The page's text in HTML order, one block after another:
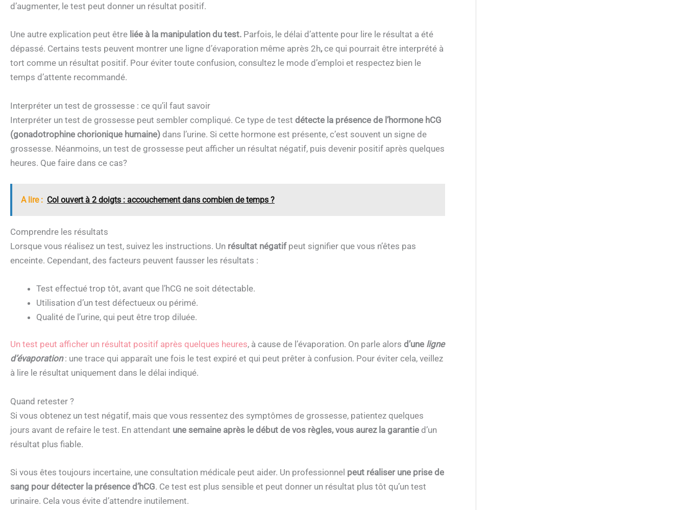
d’augmenter, le test peut donner un résultat positif.
Une autre explication peut être liée à la manipulation du test. Parfois, le délai d’attente pour lire le résultat a été
dépassé. Certains tests peuvent montrer une ligne d’évaporation même après 2h,ce qui pourrait être interprété à
tort comme un résultat positif. Pour éviter toute confusion, consultez le mode d’emploi et respectez bien le
temps d’attente recommandé.
Interpréter un test de grossesse : ce qu’il faut savoir
Interpréter un test de grossesse peut sembler compliqué. Ce type de test détecte la présence de l’hormone hCG
(gonadotrophine chorionique humaine) dans l’urine. Si cette hormone est présente, c’est souvent un signe de
grossesse. Néanmoins, un test de grossesse peut afficher un résultat négatif, puis devenir positif après quelques
heures. Que faire dans ce cas?
A lire : Col ouvert à 2 doigts : accouchement dans combien de temps ?
Comprendre les résultats
Lorsque vous réalisez un test, suivez les instructions. Un résultat négatifpeut signifier que vous n’êtes pas
enceinte. Cependant, des facteurs peuvent fausser les résultats :
Test effectué trop tôt, avant que l’hCG ne soit détectable.
Utilisation d’un test défectueux ou périmé.
Qualité de l’urine, qui peut être trop diluée.
Un test peut afficher un résultat positif après quelques heures, à cause de l’évaporation. On parle alors d’une ligne
d’évaporation : une trace qui apparaît une fois le test expiré et qui peut prêter à confusion. Pour éviter cela, veillez
à lire le résultat uniquement dans le délai indiqué.
Quand retester ?
Si vous obtenez un test négatif, mais que vous ressentez des symptômes de grossesse, patientez quelques
jours avant de refaire le test. En attendant une semaine après le début de vos règles, vous aurez la garantie d’un
résultat plus fiable.
Si vous êtes toujours incertaine, une consultation médicale peut aider. Un professionnel peut réaliser une prise de
sang pour détecter la présence d’hCG. Ce test est plus sensible et peut donner un résultat plus tôt qu’un test
urinaire. Cela vous évite d’attendre inutilement.